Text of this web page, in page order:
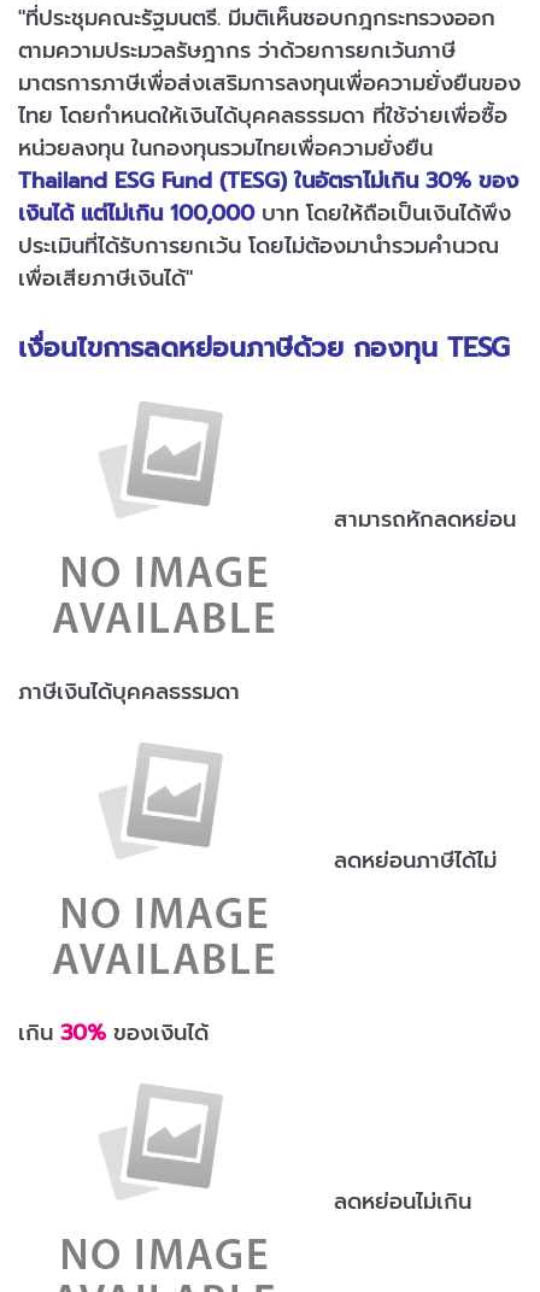
"ที่ประชุมคณะรัฐมนตรี. มีมติเห็นชอบกฎกระทรวงออก
ตามความประมวลรัษฎากร ว่าด้วยการยกเว้นภาษี
มาตรการภาษีเพื่อส่งเสริมการลงทุนเพื่อความยั่งยืนของ
ไทย โดยกำหนดให้เงินได้บุคคลธรรมดา ที่ใช้จ่ายเพื่อซื้อ
หน่วยลงทุน ในกองทุนรวมไทยเพื่อความยั่งยืน
Thailand ESG Fund (TESG) ในอัตราไม่เกิน 30% ของ
เงินได้ แต่ไม่เกิน 100,000บาท โดยให้ถือเป็นเงินได้พึง
ประเมินที่ได้รับการยกเว้น โดยไม่ต้องมานำรวมคำนวณ
เพื่อเสียภาษีเงินได้"
เงื่อนไขการลดหย่อนภาษีด้วย กองทุน TESG
สามารถหักลดหย่อน
ภาษีเงินได้บุคคลธรรมดา
ลดหย่อนภาษีได้ไม่
เกิน 30% ของเงินได้
ลดหย่อนไม่เกิน